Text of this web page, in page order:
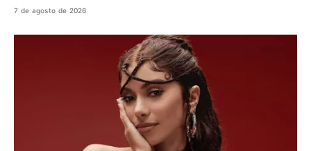
7 de agosto de 2026